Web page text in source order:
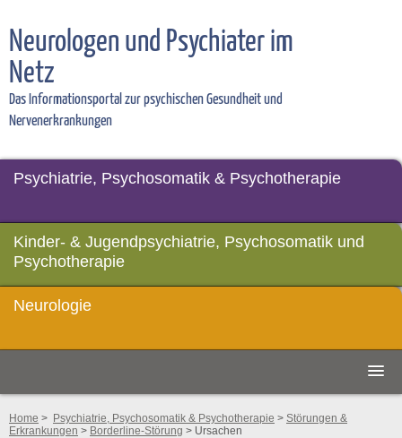
Neurologen und Psychiater im
Netz
Das Informationsportal zur psychischen Gesundheit und
Nervenerkrankungen
Psychiatrie, Psychosomatik & Psychotherapie
Kinder- & Jugendpsychiatrie, Psychosomatik und
Psychotherapie
Neurologie
Home > Psychiatrie, Psychosomatik & Psychotherapie > Störungen &
Erkrankungen > Borderline-Störung > Ursachen